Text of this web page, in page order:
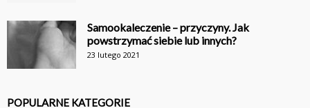
Samookaleczenie – przyczyny. Jak
powstrzymać siebie lub innych?
23 lutego 2021
POPULARNE KATEGORIE